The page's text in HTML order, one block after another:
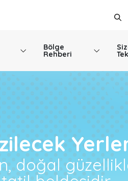
Bölge
Rehberi
doğal